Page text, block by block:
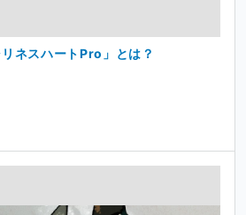
ネスハートPro」とは？